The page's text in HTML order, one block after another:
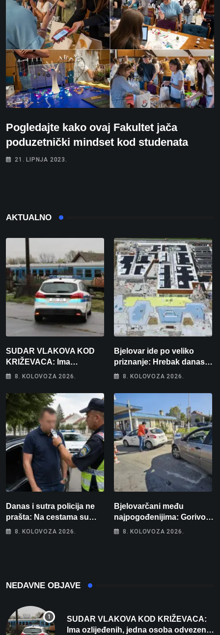
Pogledajte kako ovaj Fakultet jača
poduzetnički mindset kod studenata
21. LIPNJA 2023.
AKTUALNO
SUDAR VLAKOVA KOD
KRIŽEVACA: Ima
ozlijeđenih, jedna osoba
8. KOLOVOZA 2026.
Bjelovar ide po veliko
priznanje: Hrebak danas u
Parizu predstavlja
Europskog prvenstva
8. KOLOVOZA 2026.
Danas i sutra policija ne
prašta: Na cestama su
posebno na meti ovi
8. KOLOVOZA 2026.
Bjelovarčani među
najpogođenijima: Gorivo
im pojede gotovo 6 posto
8. KOLOVOZA 2026.
NEDAVNE OBJAVE
SUDAR VLAKOVA KOD KRIŽEVACA:
Ima ozlijeđenih, jedna osoba odvezena